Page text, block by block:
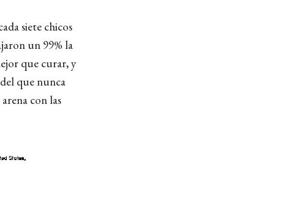
siete chicos
un 99% la
que curar, y
que nunca
con las